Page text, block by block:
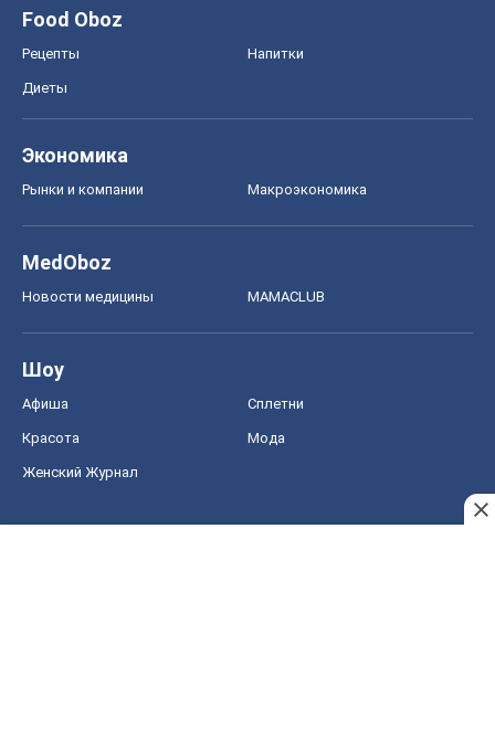
Food Oboz
Рецепты Напитки
Диеты
Экономика
Рынки и компании Mакроэкономика
MedOboz
Новости медицины MAMACLUB
Шоу
Афиша Сплетни
Красота Мода
Женский Журнал